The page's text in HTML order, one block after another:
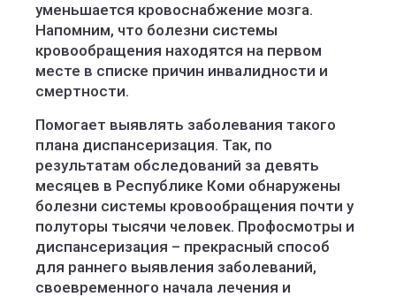
уменьшается кровоснабжение мозга.
Напомним, что болезни системы
кровообращения находятся на первом
месте в списке причин инвалидности и
смертности.
Помогает выявлять заболевания такого
плана диспансеризация. Так, по
результатам обследований за девять
месяцев в Республике Коми обнаружены
болезни системы кровообращения почти у
полуторы тысячи человек. Профосмотры и
диспансеризация – прекрасный способ
для раннего выявления заболеваний,
своевременного начала лечения и